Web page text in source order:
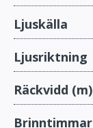
Ljuskälla
Ljusriktning
Räckvidd (m)
Brinntimmar